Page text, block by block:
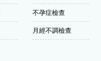
不孕症檢查
月經不調檢查